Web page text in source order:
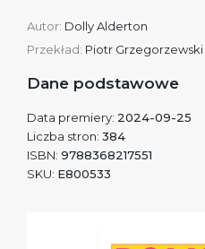
Autor: Dolly Alderton
Przekład: Piotr Grzegorzewski
Dane podstawowe
Data premiery: 2024-09-25
Liczba stron: 384
ISBN: 9788368217551
SKU: E800533